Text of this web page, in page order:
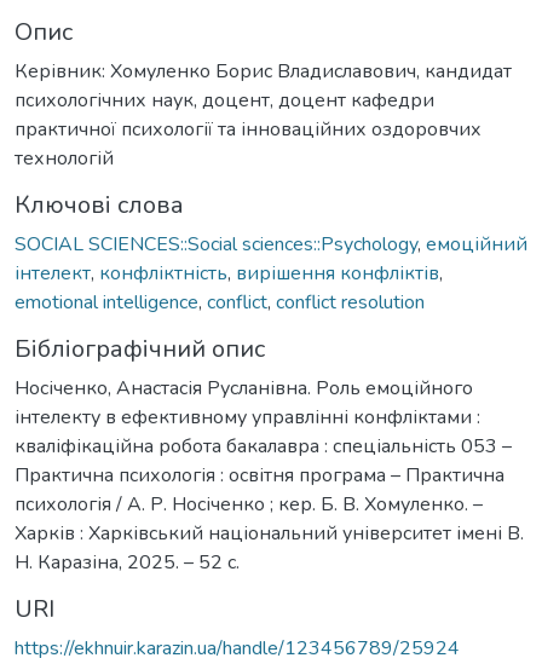
Опис
Керівник: Хомуленко Борис Владиславович, кандидат
психологічних наук, доцент, доцент кафедри
практичної психології та інноваційних оздоровчих
технологій
Ключові слова
SOCIAL SCIENCES::Social sciences::Psychology, емоційний
інтелект, конфліктність, вирішення конфліктів,
emotional intelligence, conflict, conflict resolution
Бібліографічний опис
Носіченко, Анастасія Русланівна. Роль емоційного
інтелекту в ефективному управлінні конфліктами :
кваліфікаційна робота бакалавра : спеціальність 053 –
Практична психологія : освітня програма – Практична
психологія / А. Р. Носіченко ; кер. Б. В. Хомуленко. –
Харків : Харківський національний університет імені В.
Н. Каразіна, 2025. – 52 с.
URI
https://ekhnuir.karazin.ua/handle/123456789/25924